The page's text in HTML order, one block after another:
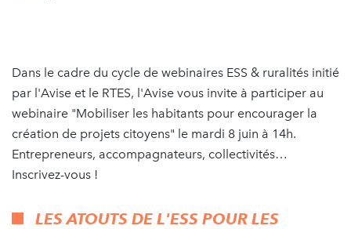
Dans le cadre du cycle de webinaires ESS & ruralités initié
par l'Avise et le RTES, l'Avise vous invite à participer au
webinaire "Mobiliser les habitants pour encourager la
création de projets citoyens" le mardi 8 juin à 14h.
Entrepreneurs, accompagnateurs, collectivités…
Inscrivez-vous !
LES ATOUTS DE L'ESS POUR LES